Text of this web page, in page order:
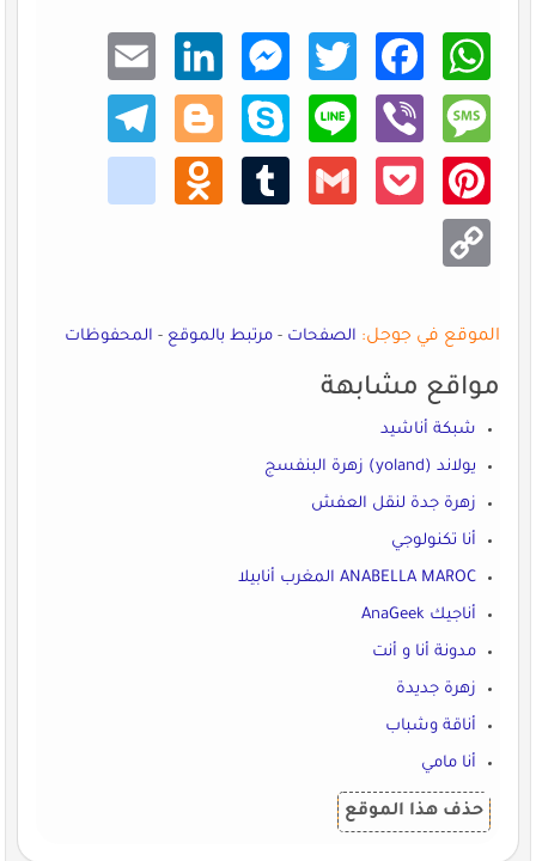
What
sApp
Faceb
ook
Twitt
er
Mess
enger
Linke
dIn
Email
Mess
age
Viber
Line
Skype
Blogg
er
Teleg
ram
Pinte
rest
Pocke
Gmail
Tumb
Odno
klass
niki
Copy
Link
الموقع في جوجل: الصفحات-مرتبط بالموقع-المحفوظات
مواقع مشابهة
شبكة أناشيد
يولاند (yoland) زهرة البنفسج
زهرة جدة لنقل العفش
أنا تكنولوجي
ANABELLA MAROC المغرب أنابيلا
أناجيك AnaGeek‎‎
مدونة أنا و أنت
زهرة جديدة
أناقة وشباب
أنا مامي
حذف هذا الموقع